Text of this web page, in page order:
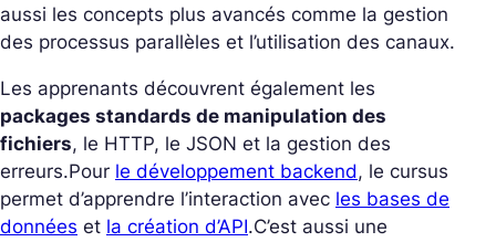
aussi les concepts plus avancés comme la gestion
des processus parallèles et l’utilisation des canaux.
Les apprenants découvrent également les
packages standards de manipulation des
fichiers, le HTTP, le JSON et la gestion des
erreurs.Pour le développement backend, le cursus
permet d’apprendre l’interaction avec les bases de
données et la création d’API.C’est aussi une